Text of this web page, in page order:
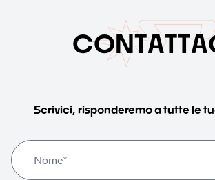
CONTATTA
Scrivici, risponderemo a tutte le